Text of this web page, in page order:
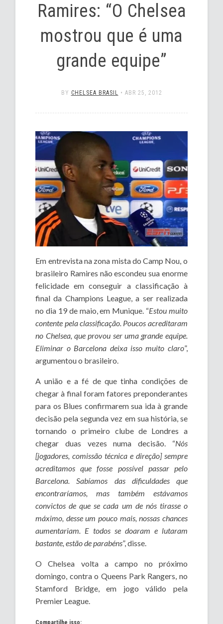
Ramires: “O Chelsea
mostrou que é uma
grande equipe”
BY CHELSEA BRASIL • ABR 25, 2012
Em entrevista na zona mista do Camp Nou, o
brasileiro Ramires não escondeu sua enorme
felicidade em conseguir a classificação à
final da Champions League, a ser realizada
no dia 19 de maio, em Munique. “Estou muito
contente pela classificação. Poucos acreditaram
no Chelsea, que provou ser uma grande equipe.
Eliminar o Barcelona deixa isso muito claro”,
argumentou o brasileiro.
A união e a fé de que tinha condições de
chegar à final foram fatores preponderantes
para os Blues confirmarem sua ida à grande
decisão pela segunda vez em sua história, se
tornando o primeiro clube de Londres a
chegar duas vezes numa decisão. “Nós
[jogadores, comissão técnica e direção] sempre
acreditamos que fosse possível passar pelo
Barcelona. Sabíamos das dificuldades que
encontraríamos, mas também estávamos
convictos de que se cada um de nós tirasse o
máximo, desse um pouco mais, nossas chances
aumentariam. E todos se doaram e lutaram
bastante, estão de parabéns”, disse.
O Chelsea volta a campo no próximo
domingo, contra o Queens Park Rangers, no
Stamford Bridge, em jogo válido pela
Premier League.
Compartilhe isso: